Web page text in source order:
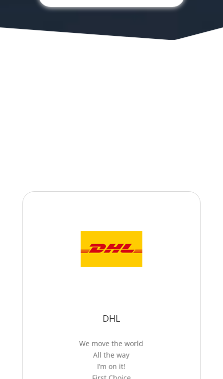
DHL
We move the world
All the way
I’m on it!